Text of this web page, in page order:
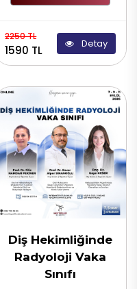
2250 TL
1590 TL Detay
Diş Hekimliğinde
Radyoloji Vaka
Sınıfı